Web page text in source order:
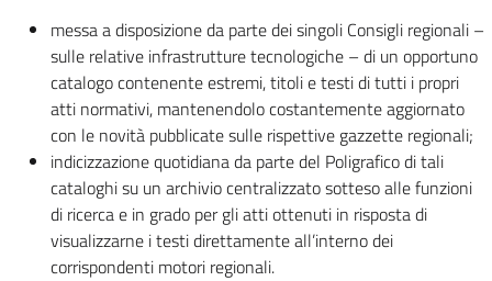
messa a disposizione da parte dei singoli Consigli regionali –
sulle relative infrastrutture tecnologiche – di un opportuno
catalogo contenente estremi, titoli e testi di tutti i propri
atti normativi, mantenendolo costantemente aggiornato
con le novità pubblicate sulle rispettive gazzette regionali;
indicizzazione quotidiana da parte del Poligrafico di tali
cataloghi su un archivio centralizzato sotteso alle funzioni
di ricerca e in grado per gli atti ottenuti in risposta di
visualizzarne i testi direttamente all’interno dei
corrispondenti motori regionali.